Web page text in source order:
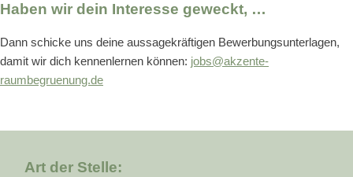
Haben wir dein Interesse geweckt, …
Dann schicke uns deine aussagekräftigen Bewerbungsunterlagen,
damit wir dich kennenlernen können: jobs@akzente-
raumbegruenung.de
Art der Stelle: